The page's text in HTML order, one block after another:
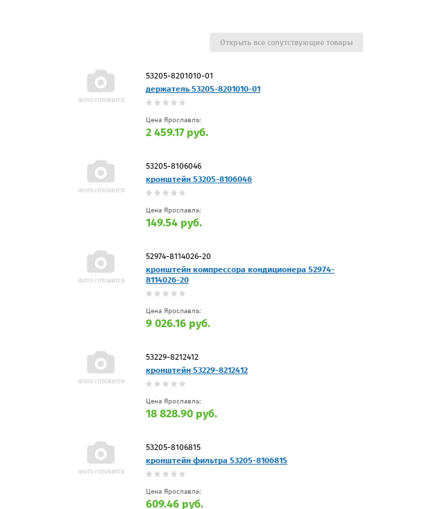
53205-8201010-01
держатель 53205-8201010-01
Цена Ярославль:
2 459.17 руб.
53205-8106046
кронштейн 53205-8106046
Цена Ярославль:
149.54 руб.
52974-8114026-20
кронштейн компрессора кондиционера 52974-
8114026-20
Цена Ярославль:
9 026.16 руб.
53229-8212412
кронштейн 53229-8212412
Цена Ярославль:
18 828.90 руб.
53205-8106815
кронштейн фильтра 53205-8106815
Цена Ярославль:
609.46 руб.
Открыть все сопутствующие товары